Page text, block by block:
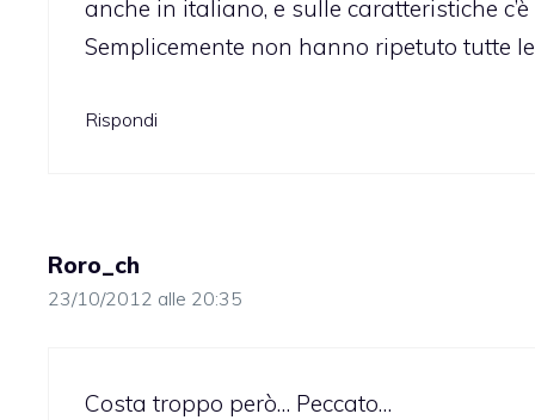
anche in italiano, e sulle caratteristiche c’è
Semplicemente non hanno ripetuto tutte
Rispondi
Roro_ch
23/10/2012 alle 20:35
Costa troppo però… Peccato…